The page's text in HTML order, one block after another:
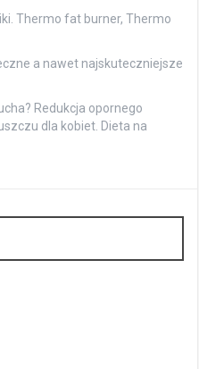
Thermo fat burner, Thermo
a nawet najskuteczniejsze
Redukcja opornego
dla kobiet. Dieta na